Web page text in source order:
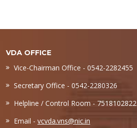
VDA OFFICE
Vice-Chairman Office - 0542-2282455
Secretary Office - 0542-2280326
Helpline / Control Room - 7518102822
Email - vcvda.vns@nic.in